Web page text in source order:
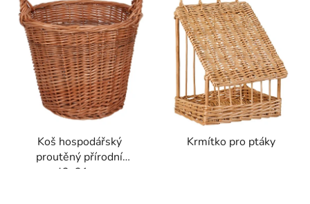
Koš hospodářský
proutěný přírodní
42x31cm
Krmítko pro ptáky